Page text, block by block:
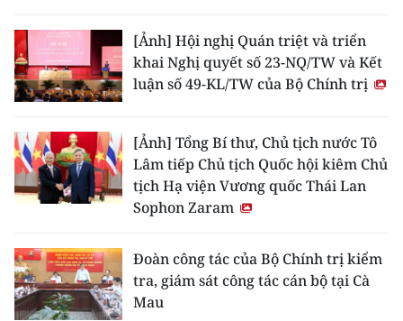
[Ảnh] Hội nghị Quán triệt và triển
khai Nghị quyết số 23-NQ/TW và Kết
luận số 49-KL/TW của Bộ Chính trị
[Ảnh] Tổng Bí thư, Chủ tịch nước Tô
Lâm tiếp Chủ tịch Quốc hội kiêm Chủ
tịch Hạ viện Vương quốc Thái Lan
Sophon Zaram
Đoàn công tác của Bộ Chính trị kiểm
tra, giám sát công tác cán bộ tại Cà
Mau